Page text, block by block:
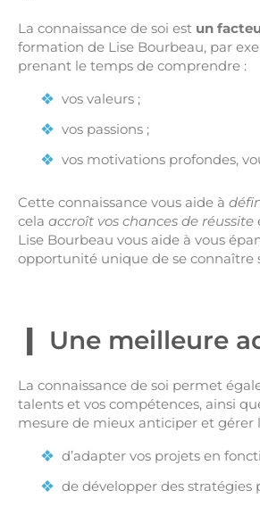
La connaissance de soi est un
formation de Lise Bourbeau, par
prenant le temps de comprendre :
vos valeurs ;
vos passions ;
vos motivations profondes,
Cette connaissance vous aide à
cela accroît vos chances de réussite
Lise Bourbeau vous aide à vous
opportunité unique de se connaître
Une meilleure
La connaissance de soi permet
talents et vos compétences, ainsi
mesure de mieux anticiper et gérer
d’adapter vos projets en
de développer des stratégies